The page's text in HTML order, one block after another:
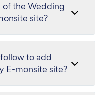
of the Wedding
site?
to add
E-monsite site?